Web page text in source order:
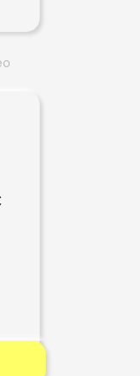
Aktueller